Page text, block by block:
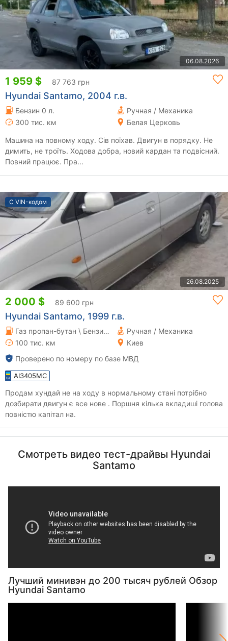
06.08.2026
1 959 $ 87 763 грн
Hyundai Santamo, 2004 г.в.
Бензин 0 л.
Ручная / Механика
300 тис. км
Белая Церковь
Машина на повному ходу. Сів поїхав. Двигун в порядку. Не
димить, не троїть. Ходова добра, новий кардан та подвісний.
Повний працює. Пра...
С VIN-кодом
26.08.2025
2 000 $ 89 600 грн
Hyundai Santamo, 1999 г.в.
Газ пропан-бутан \ Бензин 2 л.
Ручная / Механика
100 тис. км
Киев
Проверено по номеру по базе МВД
AI3405MC
Продам хундай не на ходу в нормальному стані потрібно
дозбирати двигун є все нове . Поршня кілька вкладиші голова
повністю капітал на.
Смотреть видео тест-драйвы Hyundai
Santamo
Лучший минивэн до 200 тысяч рублей Обзор
Hyundai Santamo